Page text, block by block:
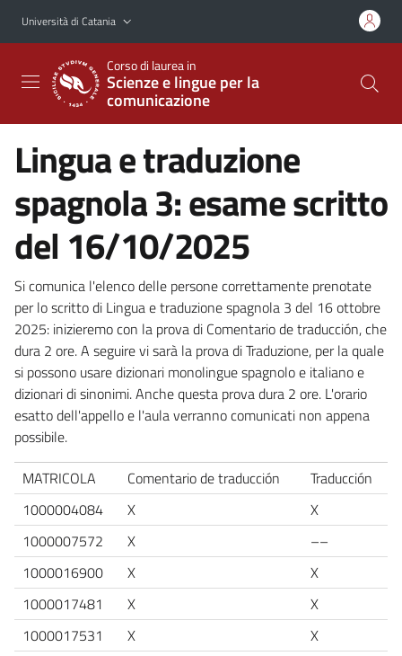
Vai al contenuto principale
Vai al menu di navigazione
Università di Catania
Corso di laurea in
Scienze e lingue per la
comunicazione
Lingua e traduzione
spagnola 3: esame scritto
del 16/10/2025
Si comunica l'elenco delle persone correttamente prenotate
per lo scritto di Lingua e traduzione spagnola 3 del 16 ottobre
2025: inizieremo con la prova di Comentario de traducción, che
dura 2 ore. A seguire vi sarà la prova di Traduzione, per la quale
si possono usare dizionari monolingue spagnolo e italiano e
dizionari di sinonimi. Anche questa prova dura 2 ore. L'orario
esatto dell'appello e l'aula verranno comunicati non appena
possibile.
MATRICOLA
Comentario de traducción
Traducción
1000004084
X
X
1000007572
X
––
1000016900
X
X
1000017481
X
X
1000017531
X
X